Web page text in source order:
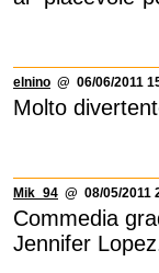
elnino @ 06/06/2011
Molto
Mik_94 @ 08/05/2011
Commedia
Jennifer